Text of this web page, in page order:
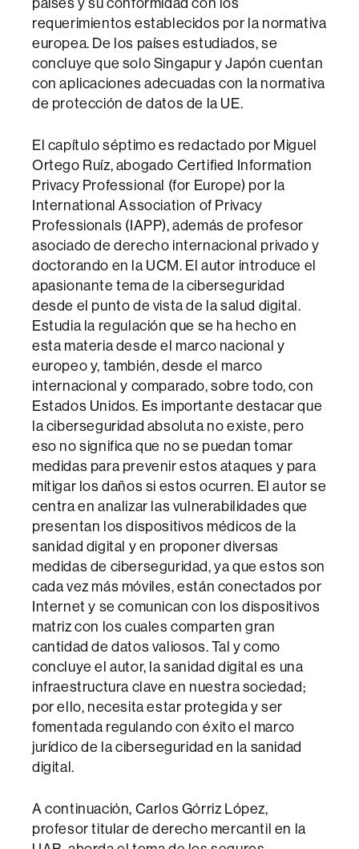
requerimientos establecidos por la normativa
europea. De los países estudiados, se
concluye que solo Singapur y Japón cuentan
con aplicaciones adecuadas con la normativa
de protección de datos de la UE.
El capítulo séptimo es redactado por Miguel
Ortego Ruíz, abogado Certified Information
Privacy Professional (for Europe) por la
International Association of Privacy
Professionals (IAPP), además de profesor
asociado de derecho internacional privado y
doctorando en la UCM. El autor introduce el
apasionante tema de la ciberseguridad
desde el punto de vista de la salud digital.
Estudia la regulación que se ha hecho en
esta materia desde el marco nacional y
europeo y, también, desde el marco
internacional y comparado, sobre todo, con
Estados Unidos. Es importante destacar que
la ciberseguridad absoluta no existe, pero
eso no significa que no se puedan tomar
medidas para prevenir estos ataques y para
mitigar los daños si estos ocurren. El autor se
centra en analizar las vulnerabilidades que
presentan los dispositivos médicos de la
sanidad digital y en proponer diversas
medidas de ciberseguridad, ya que estos son
cada vez más móviles, están conectados por
Internet y se comunican con los dispositivos
matriz con los cuales comparten gran
cantidad de datos valiosos. Tal y como
concluye el autor, la sanidad digital es una
infraestructura clave en nuestra sociedad;
por ello, necesita estar protegida y ser
fomentada regulando con éxito el marco
jurídico de la ciberseguridad en la sanidad
digital.
A continuación, Carlos Górriz López,
profesor titular de derecho mercantil en la